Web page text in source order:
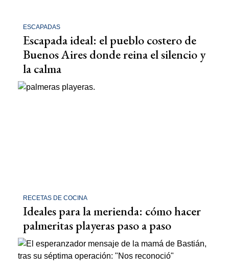
ESCAPADAS
Escapada ideal: el pueblo costero de
Buenos Aires donde reina el silencio y
la calma
RECETAS DE COCINA
Ideales para la merienda: cómo hacer
palmeritas playeras paso a paso